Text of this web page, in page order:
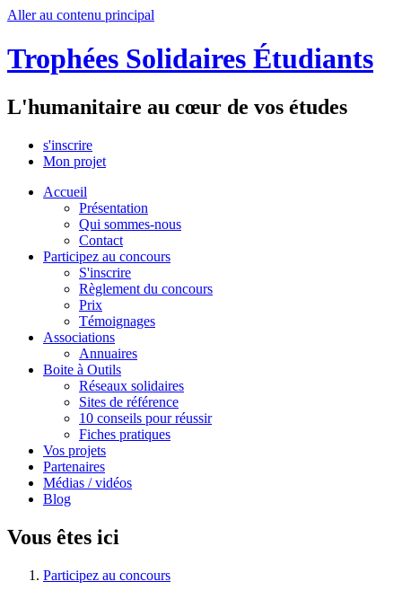
Aller au contenu principal
Trophées Solidaires Étudiants
L'humanitaire au cœur de vos études
s'inscrire
Mon projet
Accueil
Présentation
Qui sommes-nous
Contact
Participez au concours
S'inscrire
Règlement du concours
Prix
Témoignages
Associations
Annuaires
Boite à Outils
Réseaux solidaires
Sites de référence
10 conseils pour réussir
Fiches pratiques
Vos projets
Partenaires
Médias / vidéos
Blog
Vous êtes ici
Participez au concours